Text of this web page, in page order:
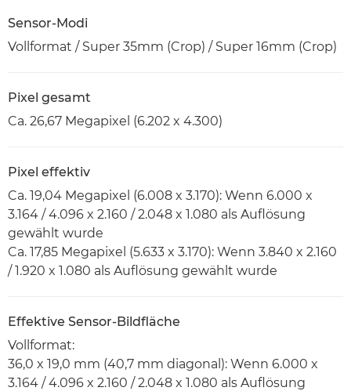
Sensor-Modi
Vollformat / Super 35mm (Crop) / Super 16mm (Crop)
Pixel gesamt
Ca. 26,67 Megapixel (6.202 x 4.300)
Pixel effektiv
Ca. 19,04 Megapixel (6.008 x 3.170): Wenn 6.000 x
3.164 / 4.096 x 2.160 / 2.048 x 1.080 als Auflösung
gewählt wurde
Ca. 17,85 Megapixel (5.633 x 3.170): Wenn 3.840 x 2.160
/ 1.920 x 1.080 als Auflösung gewählt wurde
Effektive Sensor-Bildfläche
Vollformat:
36,0 x 19,0 mm (40,7 mm diagonal): Wenn 6.000 x
3.164 / 4.096 x 2.160 / 2.048 x 1.080 als Auflösung